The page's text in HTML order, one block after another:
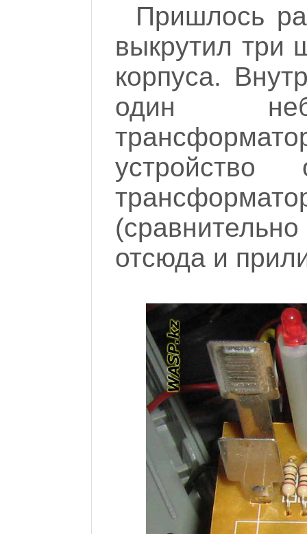
Пришлось
выкрутил три
корпуса.
один
отсюда и